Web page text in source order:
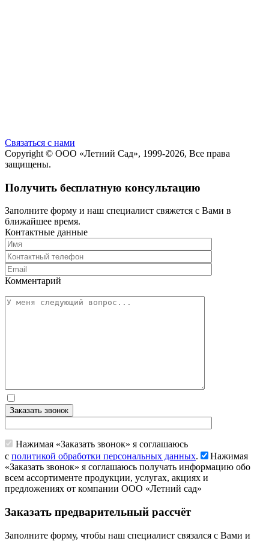
Cвязаться с нами
Copyright © ООО «Летний Сад», 1999-2026, Все права
защищены.
Получить бесплатную консультацию
Заполните форму и наш специалист свяжется с Вами в
ближайшее время.
Контактные данные
Комментарий
Заказать звонок
Нажимая «Заказать звонок» я соглашаюсь
с политикой обработки персональных данных.
Нажимая
«Заказать звонок» я соглашаюсь получать информацию обо
всем ассортименте продукции, услугах, акциях и
предложениях от компании ООО «Летний сад»
Заказать предварительный рассчёт
Заполните форму, чтобы наш специалист связался с Вами и